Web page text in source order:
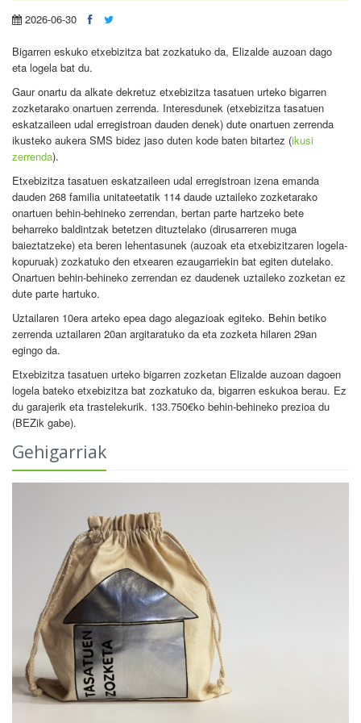
2026-06-30
Bigarren eskuko etxebizitza bat zozkatuko da, Elizalde auzoan dago
eta logela bat du.
Gaur onartu da alkate dekretuz etxebizitza tasatuen urteko bigarren
zozketarako onartuen zerrenda. Interesdunek (etxebizitza tasatuen
eskatzaileen udal erregistroan dauden denek) dute onartuen zerrenda
ikusteko aukera SMS bidez jaso duten kode baten bitartez (ikusi
zerrenda).
Etxebizitza tasatuen eskatzaileen udal erregistroan izena emanda
dauden 268 familia unitateetatik 114 daude uztaileko zozketarako
onartuen behin-behineko zerrendan, bertan parte hartzeko bete
beharreko baldintzak betetzen dituztelako (dirusarreren muga
baieztatzeke) eta beren lehentasunek (auzoak eta etxebizitzaren logela-
kopuruak) zozkatuko den etxearen ezaugarriekin bat egiten dutelako.
Onartuen behin-behineko zerrendan ez daudenek uztaileko zozketan ez
dute parte hartuko.
Uztailaren 10era arteko epea dago alegazioak egiteko. Behin betiko
zerrenda uztailaren 20an argitaratuko da eta zozketa hilaren 29an
egingo da.
Etxebizitza tasatuen urteko bigarren zozketan Elizalde auzoan dagoen
logela bateko etxebizitza bat zozkatuko da, bigarren eskukoa berau. Ez
du garajerik eta trastelekurik. 133.750€ko behin-behineko prezioa du
(BEZik gabe).
Gehigarriak